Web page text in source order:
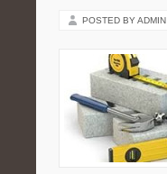
POSTED BY ADMIN